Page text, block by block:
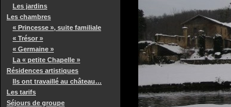
Les jardins
Les chambres
« Princesse », suite familiale
« Trésor »
« Germaine »
La « petite Chapelle »
Résidences artistiques
Ils ont travaillé au château…
Les tarifs
Séjours de groupe